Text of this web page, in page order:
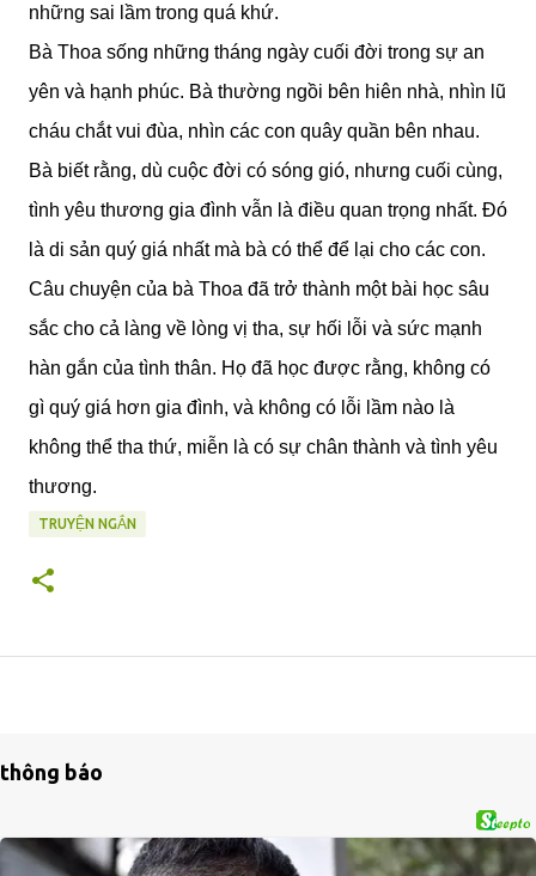
những sai lầm trong quá khứ.
Bà Thoa sống những tháng ngày cuối đời trong sự an
yên và hạnh phúc. Bà thường ngồi bên hiên nhà, nhìn lũ
cháu chắt vui đùa, nhìn các con quây quần bên nhau.
Bà biết rằng, dù cuộc đời có sóng gió, nhưng cuối cùng,
tình yêu thương gia đình vẫn là điều quan trọng nhất. Đó
là di sản quý giá nhất mà bà có thể để lại cho các con.
Câu chuyện của bà Thoa đã trở thành một bài học sâu
sắc cho cả làng về lòng vị tha, sự hối lỗi và sức mạnh
hàn gắn của tình thân. Họ đã học được rằng, không có
gì quý giá hơn gia đình, và không có lỗi lầm nào là
không thể tha thứ, miễn là có sự chân thành và tình yêu
thương.
TRUYỆN NGẮN
thông báo